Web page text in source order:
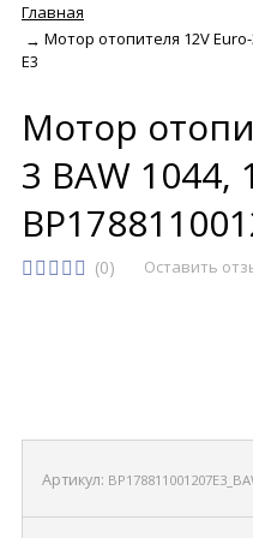
Главная
→ Мотор отопителя 12V Euro-
E3
Мотор
3 BAW 1044,
(0) Оставить
Артикул: